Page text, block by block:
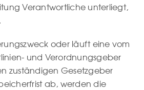
Verantwortliche unterliegt,
oder läuft eine vom
und Verordnungsgeber
zuständigen Gesetzgeber
ab, werden die